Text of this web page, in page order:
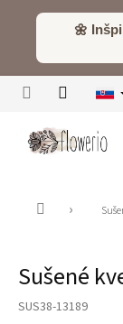
🌼
Domov
Sušené
SUS38-13189